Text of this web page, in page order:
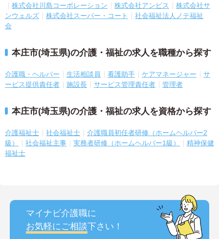
株式会社川島コーポレーション
株式会社アンビス
株式会社サ
ンウェルズ
株式会社スーパー・コート
社会福祉法人ノテ福祉
会
本庄市(埼玉県)の介護・福祉の求人を職種から探す
介護職・ヘルパー 生活相談員 看護助手 ケアマネージャー
サ
ービス提供責任者
施設長 サービス管理責任者 管理者
本庄市(埼玉県)の介護・福祉の求人を資格から探す
介護福祉士 社会福祉士
介護職員初任者研修（ホームヘルパー2
級）
社会福祉主事 実務者研修（ホームヘルパー1級）
精神保健
福祉士
マイナビ介護職に
お気軽にご相談下さい！